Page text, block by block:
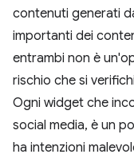
contenuti generati
importanti dei
entrambi non è
rischio che si
Ogni widget che
social media, è un
ha intenzioni